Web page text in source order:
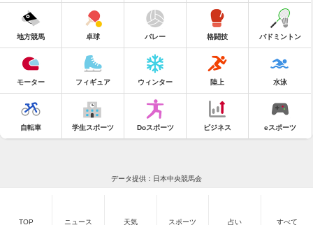
地方競馬 卓球 バレー 格闘技 バドミントン
モーター フィギュア ウィンター 陸上 水泳
自転車 学生スポーツ Doスポーツ ビジネス eスポーツ
データ提供：日本中央競馬会
TOP ニュース 天気 スポーツ 占い すべて